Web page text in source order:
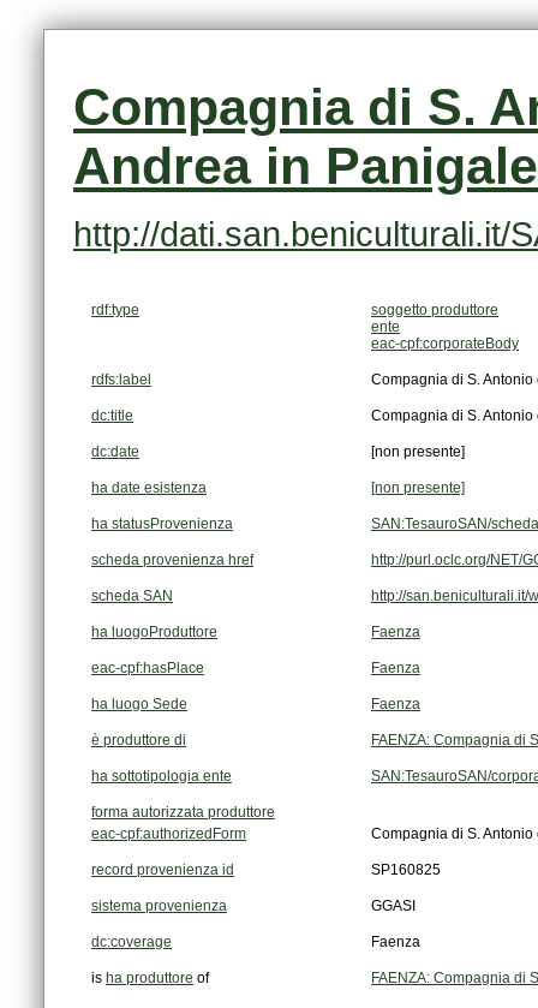
Andrea in Panigale
http://dati.san.beniculturali.it/
rdf:type
soggetto produttore
ente
eac-cpf:corporateBody
rdfs:label Compagnia di S.
dc:title Compagnia di S.
dc:date [non presente]
ha date esistenza [non presente]
ha statusProvenienza SAN:TesauroSAN/
scheda provenienza href http://purl.oclc.org/NET/
scheda SAN http://san.beniculturali.it/
ha luogoProduttore Faenza
eac-cpf:hasPlace Faenza
ha luogo Sede Faenza
è produttore di FAENZA: Compagnia di
ha sottotipologia ente SAN:TesauroSAN/
forma autorizzata produttore
eac-cpf:authorizedForm
Compagnia di S.
record provenienza id SP160825
sistema provenienza GGASI
dc:coverage Faenza
is ha produttore of FAENZA: Compagnia di